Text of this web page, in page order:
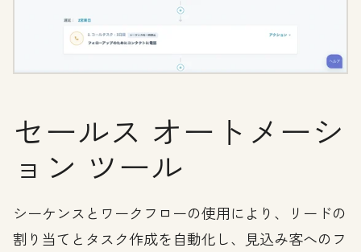
セールス オートメーシ
ョン ツール
シーケンスとワークフローの使用により、リードの
割り当てとタスク作成を自動化し、見込み客へのフ